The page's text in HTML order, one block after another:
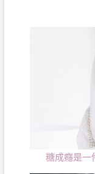
糖成癮是一